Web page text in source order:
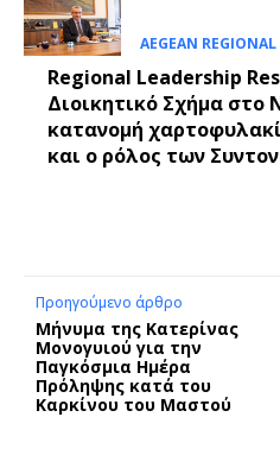
AEGEAN
Regional Leadership
Διοικητικό Σχήμα στο
κατανομή
και ο ρόλος των
Προηγούμενο άρθρο
Μήνυμα της Κατερίνας
Μονογυιού για την
Παγκόσμια Ημέρα
Πρόληψης κατά του
Καρκίνου του Μαστού